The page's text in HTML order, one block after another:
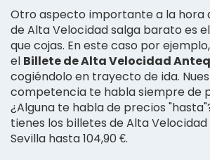
Otro aspecto importante a la hora
de Alta Velocidad salga barato es
que cojas. En este caso por
el Billete de Alta Velocidad
cogiéndolo en trayecto de ida.
competencia te habla siempre de
¿Alguna te habla de precios
tienes los billetes de Alta
Sevilla hasta 104,90 €.